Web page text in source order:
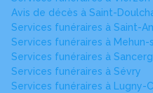
Avis de décès à Saint-
Services funéraires à Saint-
Services funéraires à Mehun-
Services funéraires à
Services funéraires à Sévry
Services funéraires à Lugny-